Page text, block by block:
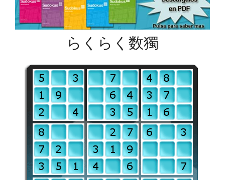
らくらく数獨